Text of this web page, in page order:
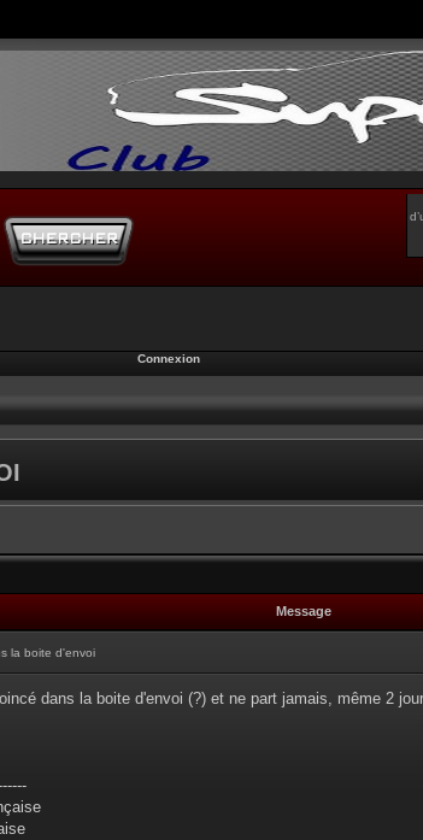
Connexion
Message
la boite d'envoi
dans la boite d'envoi (?) et ne part jamais, même 2